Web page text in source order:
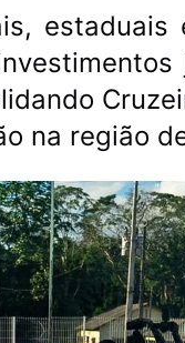
na região